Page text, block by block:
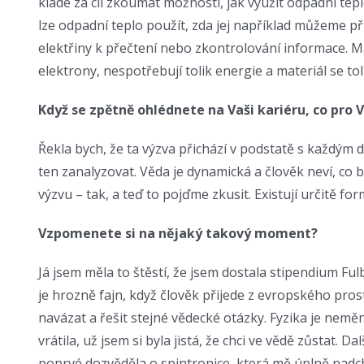
lze odpadní teplo použít, zda jej například můžeme
elektřiny k přečtení nebo zkontrolování informace.
elektrony, nespotřebují tolik energie a materiál se
Když se zpětně ohlédnete na Vaši kariéru, co pro
Řekla bych, že ta výzva přichází v podstatě s
ten zanalyzovat. Věda je dynamická a člověk neví,
výzvu – tak, a teď to pojďme zkusit. Existují určitě
Vzpomenete si na nějaký takový moment?
Já jsem měla to štěstí, že jsem dostala stipendium
je hrozně fajn, když člověk přijede z evropského
navázat a řešit stejné vědecké otázky. Fyzika je
vrátila, už jsem si byla jistá, že chci ve vědě zůstat.